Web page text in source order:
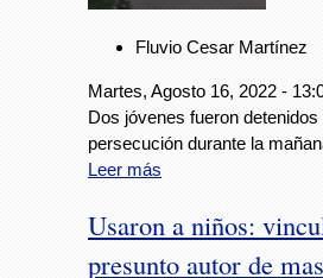
Fluvio Cesar Martínez
Martes, Agosto 16, 2022 -
Dos jóvenes fueron detenidos
persecución durante la
Leer más
Usaron a niños:
presunto autor de